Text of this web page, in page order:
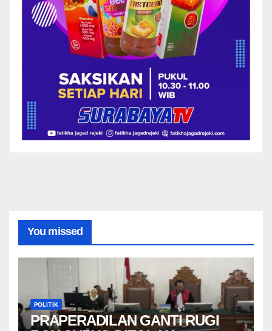
You missed
POLITIK
PRAPERADILAN GANTI RUGI